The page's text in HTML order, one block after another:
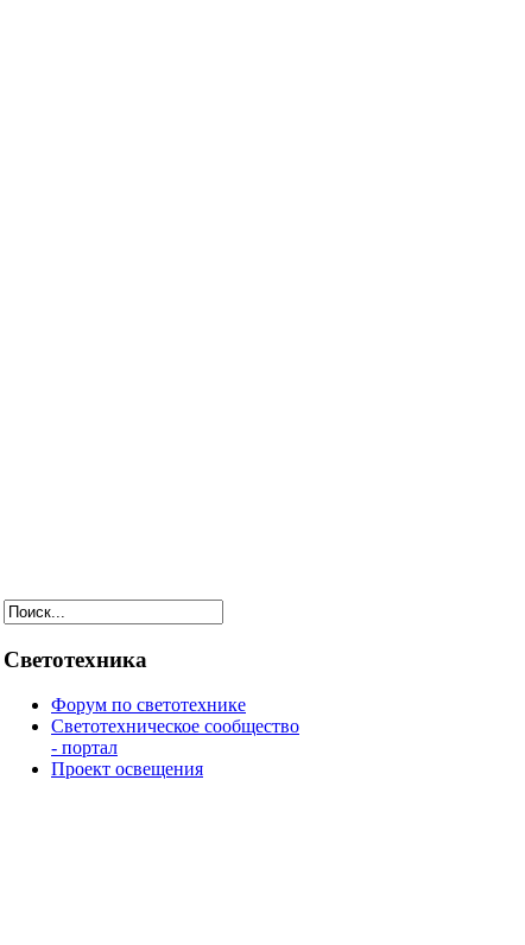
Светотехника
Форум по светотехнике
Светотехническое сообщество
- портал
Проект освещения